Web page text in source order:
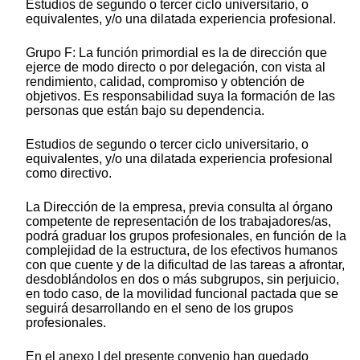
Estudios de segundo o tercer ciclo universitario, o
equivalentes, y/o una dilatada experiencia profesional.
Grupo F: La función primordial es la de dirección que
ejerce de modo directo o por delegación, con vista al
rendimiento, calidad, compromiso y obtención de
objetivos. Es responsabilidad suya la formación de las
personas que están bajo su dependencia.
Estudios de segundo o tercer ciclo universitario, o
equivalentes, y/o una dilatada experiencia profesional
como directivo.
La Dirección de la empresa, previa consulta al órgano
competente de representación de los trabajadores/as,
podrá graduar los grupos profesionales, en función de la
complejidad de la estructura, de los efectivos humanos
con que cuente y de la dificultad de las tareas a afrontar,
desdoblándolos en dos o más subgrupos, sin perjuicio,
en todo caso, de la movilidad funcional pactada que se
seguirá desarrollando en el seno de los grupos
profesionales.
En el anexo I del presente convenio han quedado